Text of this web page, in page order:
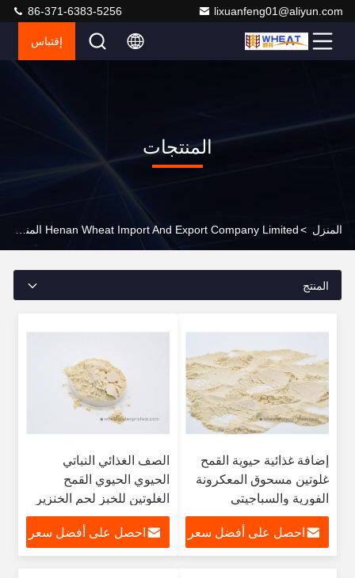
lixuanfeng01@aliyun.com
86-371-6383-5256
إقتباس
المنتجات
المنزل >
المنتج
إضافة غذائية حيوية القمح
غلوتين مسحوق المعكرونة
الفورية والسباجيتي
احصل على أفضل سعر
الصف الغذائي النباتي
الحيوي الحيوي القمح
الغلوتين للخبز لحم الخنزير
النقانق والقرفة
احصل على أفضل سعر